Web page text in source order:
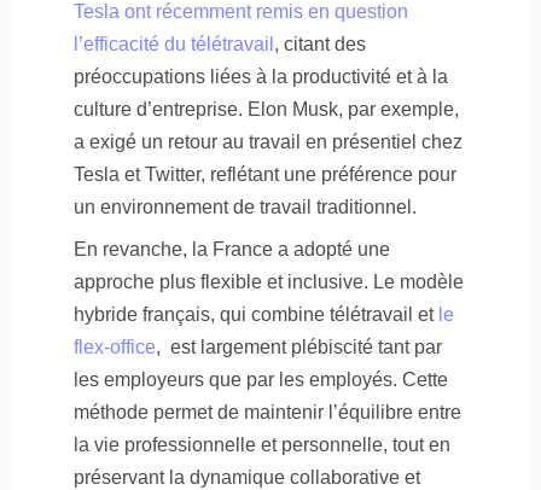
Tesla ont récemment remis en question
l’efficacité du télétravail , citant des
préoccupations liées à la productivité et à la
culture d’entreprise. Elon Musk, par exemple,
a exigé un retour au travail en présentiel chez
Tesla et Twitter, reflétant une préférence pour
un environnement de travail traditionnel.
En revanche, la France a adopté une
approche plus flexible et inclusive. Le modèle
hybride français, qui combine télétravail et le
flex-office, est largement plébiscité tant par
les employeurs que par les employés. Cette
méthode permet de maintenir l’équilibre entre
la vie professionnelle et personnelle, tout en
préservant la dynamique collaborative et